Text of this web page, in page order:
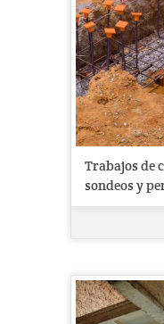
Trabajos de
sondeos y